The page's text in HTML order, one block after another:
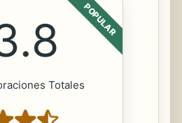
POPULAR
Totales